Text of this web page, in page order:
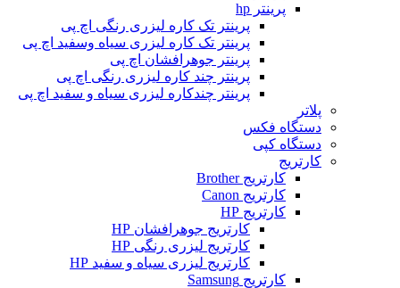
پرینتر hp
پرینتر تک کاره لیزری رنگی اچ پی
پرینتر تک کاره لیزری سیاه وسفید اچ پی
پرینتر جوهرافشان اچ پی
پرینتر چند کاره لیزری رنگی اچ پی
پرینتر چندکاره لیزری سیاه و سفید اچ پی
پلاتر
دستگاه فکس
دستگاه کپی
کارتریج
کارتریج Brother
کارتریج Canon
کارتریج HP
کارتریج جوهرافشان HP
کارتریج لیزری رنگی HP
کارتریج لیزری سیاه و سفید HP
کارتریج Samsung